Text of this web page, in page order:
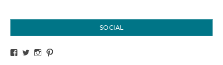
SOCIAL
Voir le profil de titval35 sur Facebook
Voir le profil de titval35 sur Twitter
Voir le profil de titval35 sur Instagram